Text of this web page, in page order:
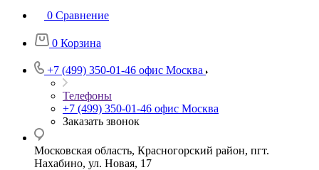
0 Сравнение
0 Корзина
+7 (499) 350-01-46 офис Москва
Телефоны
+7 (499) 350-01-46 офис Москва
Заказать звонок
Московская область, Красногорский район, пгт.
Нахабино, ул. Новая, 17